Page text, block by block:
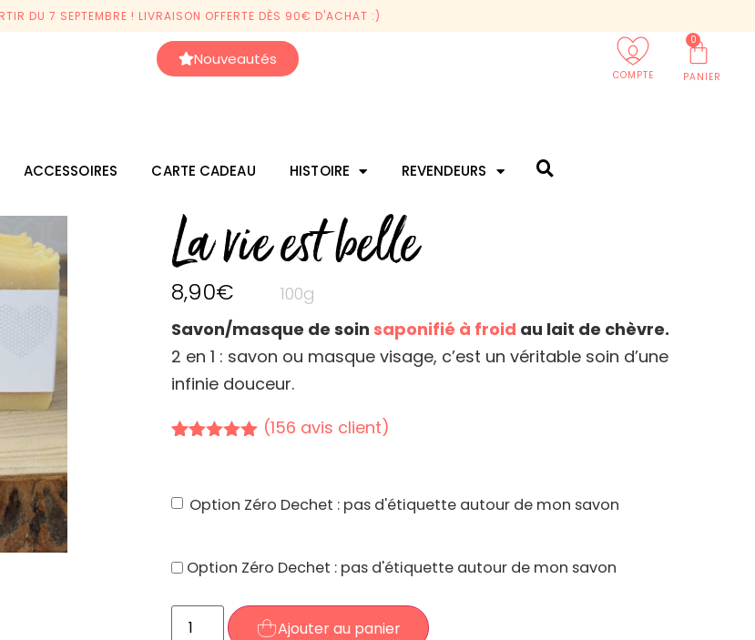
DU 7 SEPTEMBRE ! LIVRAISON OFFERTE DÈS 90€ D'ACHAT :)
Nouveautés
COMPTE
0
PANIER
ACCESSOIRES CARTE CADEAU HISTOIRE REVENDEURS
La vie est belle
8,90€
100g
Savon/masque de soin saponifié à froid au lait de chèvre.
2 en 1 : savon ou masque visage, c’est un véritable soin d’une
infinie douceur.
notations
client
(156 avis client)
Option Zéro Dechet : pas d'étiquette autour de mon savon
Option Zéro Dechet : pas d'étiquette autour de mon savon
Ajouter au panier